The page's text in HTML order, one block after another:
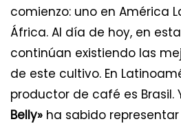
comienzo: uno en América
África. Al día de hoy, en
continúan existiendo las
de este cultivo. En
productor de café es Brasil.
Belly» ha sabido